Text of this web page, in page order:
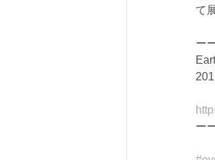
て
ー
ー